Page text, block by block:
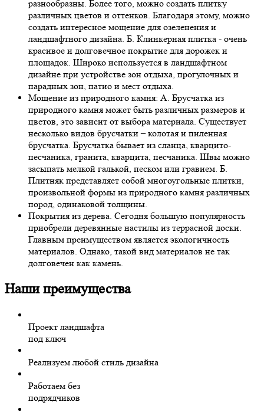
разнообразны. Более того, можно создать плитку
различных цветов и оттенков. Благодаря этому, можно
создать интересное мощение для озеленения и
ландшафтного дизайна. Б. Клинкерная плитка - очень
красивое и долговечное покрытие для дорожек и
площадок. Широко используется в ландшафтном
дизайне при устройстве зон отдыха, прогулочных и
парадных зон, патио и мест отдыха.
Мощение из природного камня: А. Брусчатка из
природного камня может быть различных размеров и
цветов, это зависит от выбора материала. Существует
несколько видов брусчатки – колотая и пиленная
брусчатка. Брусчатка бывает из сланца, кварцито-
песчаника, гранита, кварцита, песчаника. Швы можно
засыпать мелкой галькой, песком или гравием. Б.
Плитняк представляет собой многоугольные плитки,
произвольной формы из природного камня различных
пород, одинаковой толщины.
Покрытия из дерева. Сегодня большую популярность
приобрели деревянные настилы из террасной доски.
Главным преимуществом является экологичность
материалов. Однако, такой вид материалов не так
долговечен как камень.
Наши преимущества
Проект ландшафта
под ключ
Реализуем любой стиль дизайна
Работаем без
подрядчиков